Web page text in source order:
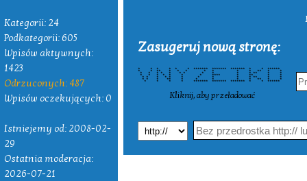
Kategorii: 24
Podkategorii: 605
Wpisów aktywnych:
1423
Odrzuconych: 487
Wpisów oczekujących: 0
Istniejemy od: 2008-02-
29
Ostatnia moderacja:
2026-07-21
Zasugeruj nową stronę:
* * * * * * ******* ******* ******* * * ******
* * ** * * * * * * * ** * *
* * * * * * * * * * * ** * *
* * * * * * * **** * ** * *
* * * * * * * * * * ** * *
* * * ** * * * * * ** * *
* * * * ******* ******* ******* * * ******
Kliknij, aby przeładować